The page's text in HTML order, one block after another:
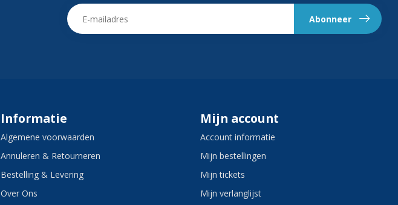
Abonneer
Informatie
Algemene voorwaarden
Annuleren & Retourneren
Bestelling & Levering
Over Ons
Mijn account
Account informatie
Mijn bestellingen
Mijn tickets
Mijn verlanglijst